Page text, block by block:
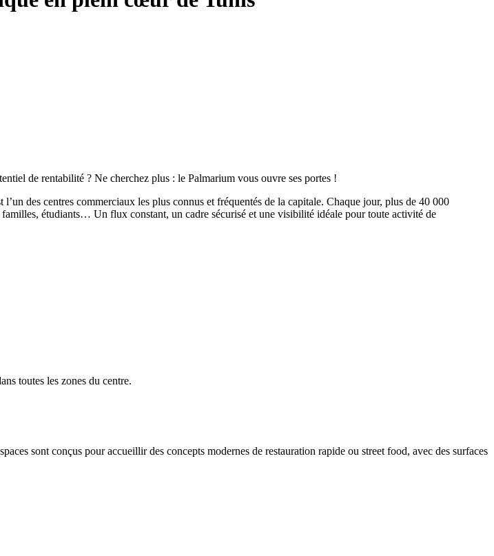
de rentabilité ? Ne cherchez plus : le Palmarium vous ouvre ses portes !
des centres commerciaux les plus connus et fréquentés de la capitale. Chaque jour, plus de 40 000
étudiants… Un flux constant, un cadre sécurisé et une visibilité idéale pour toute activité de
toutes les zones du centre.
sont conçus pour accueillir des concepts modernes de restauration rapide ou street food, avec des surfaces